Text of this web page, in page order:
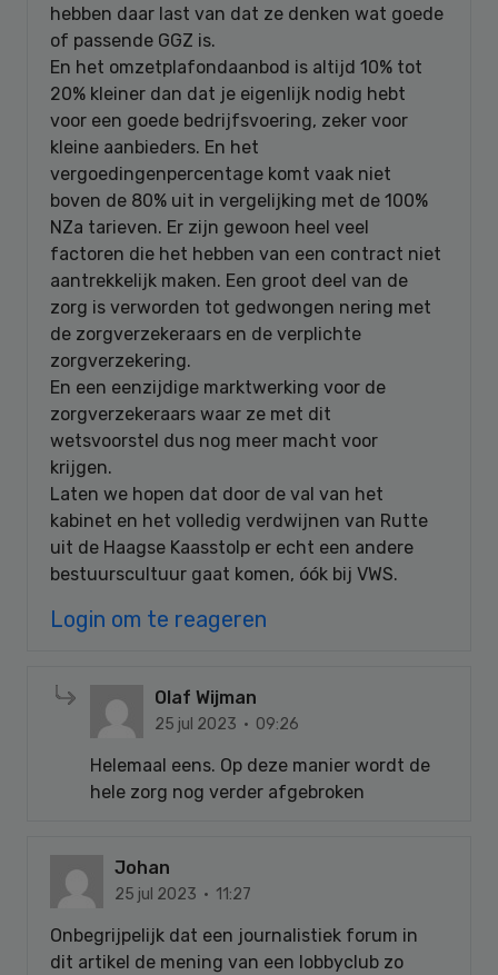
hebben daar last van dat ze denken wat goede
of passende GGZ is.
En het omzetplafondaanbod is altijd 10% tot
20% kleiner dan dat je eigenlijk nodig hebt
voor een goede bedrijfsvoering, zeker voor
kleine aanbieders. En het
vergoedingenpercentage komt vaak niet
boven de 80% uit in vergelijking met de 100%
NZa tarieven. Er zijn gewoon heel veel
factoren die het hebben van een contract niet
aantrekkelijk maken. Een groot deel van de
zorg is verworden tot gedwongen nering met
de zorgverzekeraars en de verplichte
zorgverzekering.
En een eenzijdige marktwerking voor de
zorgverzekeraars waar ze met dit
wetsvoorstel dus nog meer macht voor
krijgen.
Laten we hopen dat door de val van het
kabinet en het volledig verdwijnen van Rutte
uit de Haagse Kaasstolp er echt een andere
bestuurscultuur gaat komen, óók bij VWS.
Login om te reageren
Olaf Wijman
25 jul 2023 · 09:26
Helemaal eens. Op deze manier wordt de
hele zorg nog verder afgebroken
Johan
25 jul 2023 · 11:27
Onbegrijpelijk dat een journalistiek forum in
dit artikel de mening van een lobbyclub zo